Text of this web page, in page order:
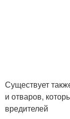
Существует
и отваров,
вредителей